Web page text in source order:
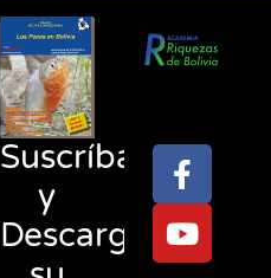
Suscríbase
y
Descargue